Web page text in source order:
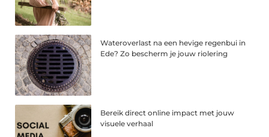
Wateroverlast na een hevige regenbui in
Ede? Zo bescherm je jouw riolering
Bereik direct online impact met jouw
visuele verhaal